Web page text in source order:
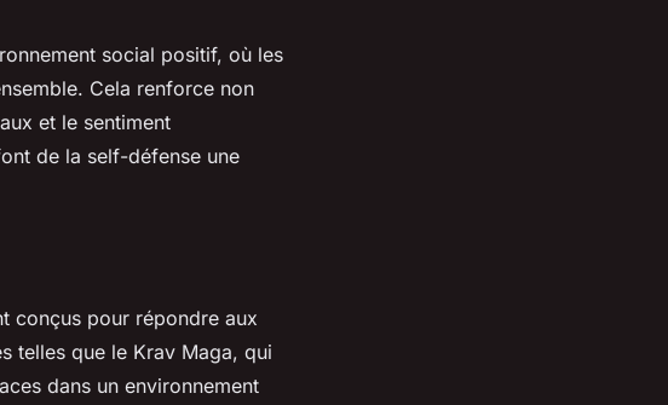
social positif, où les
Cela renforce non
et le sentiment
de la self-défense une
conçus pour répondre aux
telles que le Krav Maga, qui
dans un environnement